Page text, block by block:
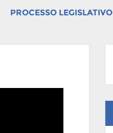
PROCESSO LEGISLATIVO